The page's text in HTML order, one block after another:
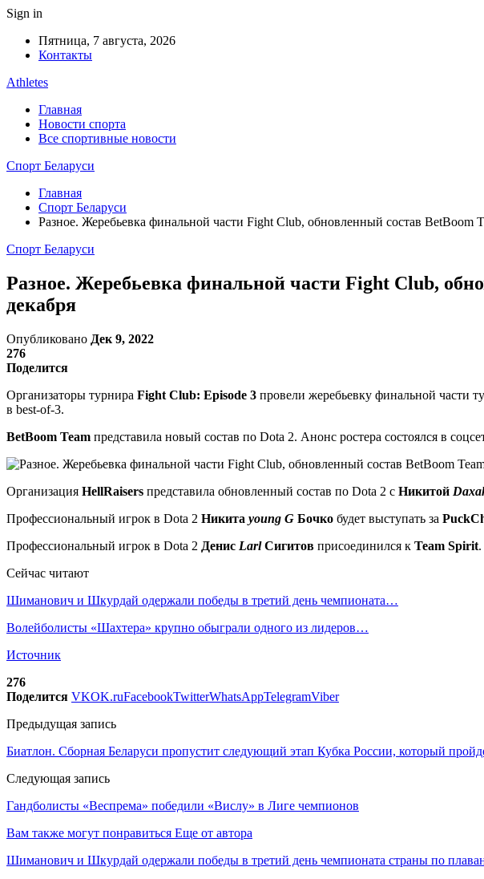
Sign in
Пятница, 7 августа, 2026
Контакты
Athletes
Главная
Новости спорта
Все спортивные новости
Спорт Беларуси
Главная
Спорт Беларуси
Разное. Жеребьевка финальной части Fight Club, обновленный состав BetBoom
Спорт Беларуси
Разное. Жеребьевка финальной части Fight Club,
декабря
Опубликовано Дек 9, 2022
276
Поделится
Организаторы турнира Fight Club: Episode 3 провели жеребьевку финальной части
в best-of-3.
BetBoom Team представила новый состав по Dota 2. Анонс ростера состоялся в
Организация HellRaisers представила обновленный состав по Dota 2 с Никитой
Профессиональный игрок в Dota 2 Никита young G Бочко будет выступать за
Профессиональный игрок в Dota 2 Денис LarlСигитов присоединился к Team Spirit
Сейчас читают
Шиманович и Шкурдай одержали победы в третий день чемпионата…
Волейболисты «Шахтера» крупно обыграли одного из лидеров…
Источник
276
Поделится VKOK.ruFacebookTwitterWhatsAppTelegramViber
Предыдущая запись
Биатлон. Сборная Беларуси пропустит следующий этап Кубка России, который
Следующая запись
Гандболисты «Веспрема» победили «Вислу» в Лиге чемпионов
Вам также могут понравиться Еще от автора
Шиманович и Шкурдай одержали победы в третий день чемпионата страны по